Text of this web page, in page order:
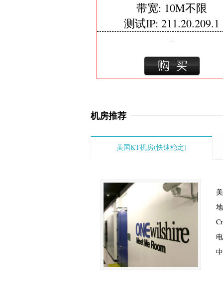
带宽: 10M不限
测试IP: 211.20.209.1
机房推荐
美国KT机房(快速稳定)